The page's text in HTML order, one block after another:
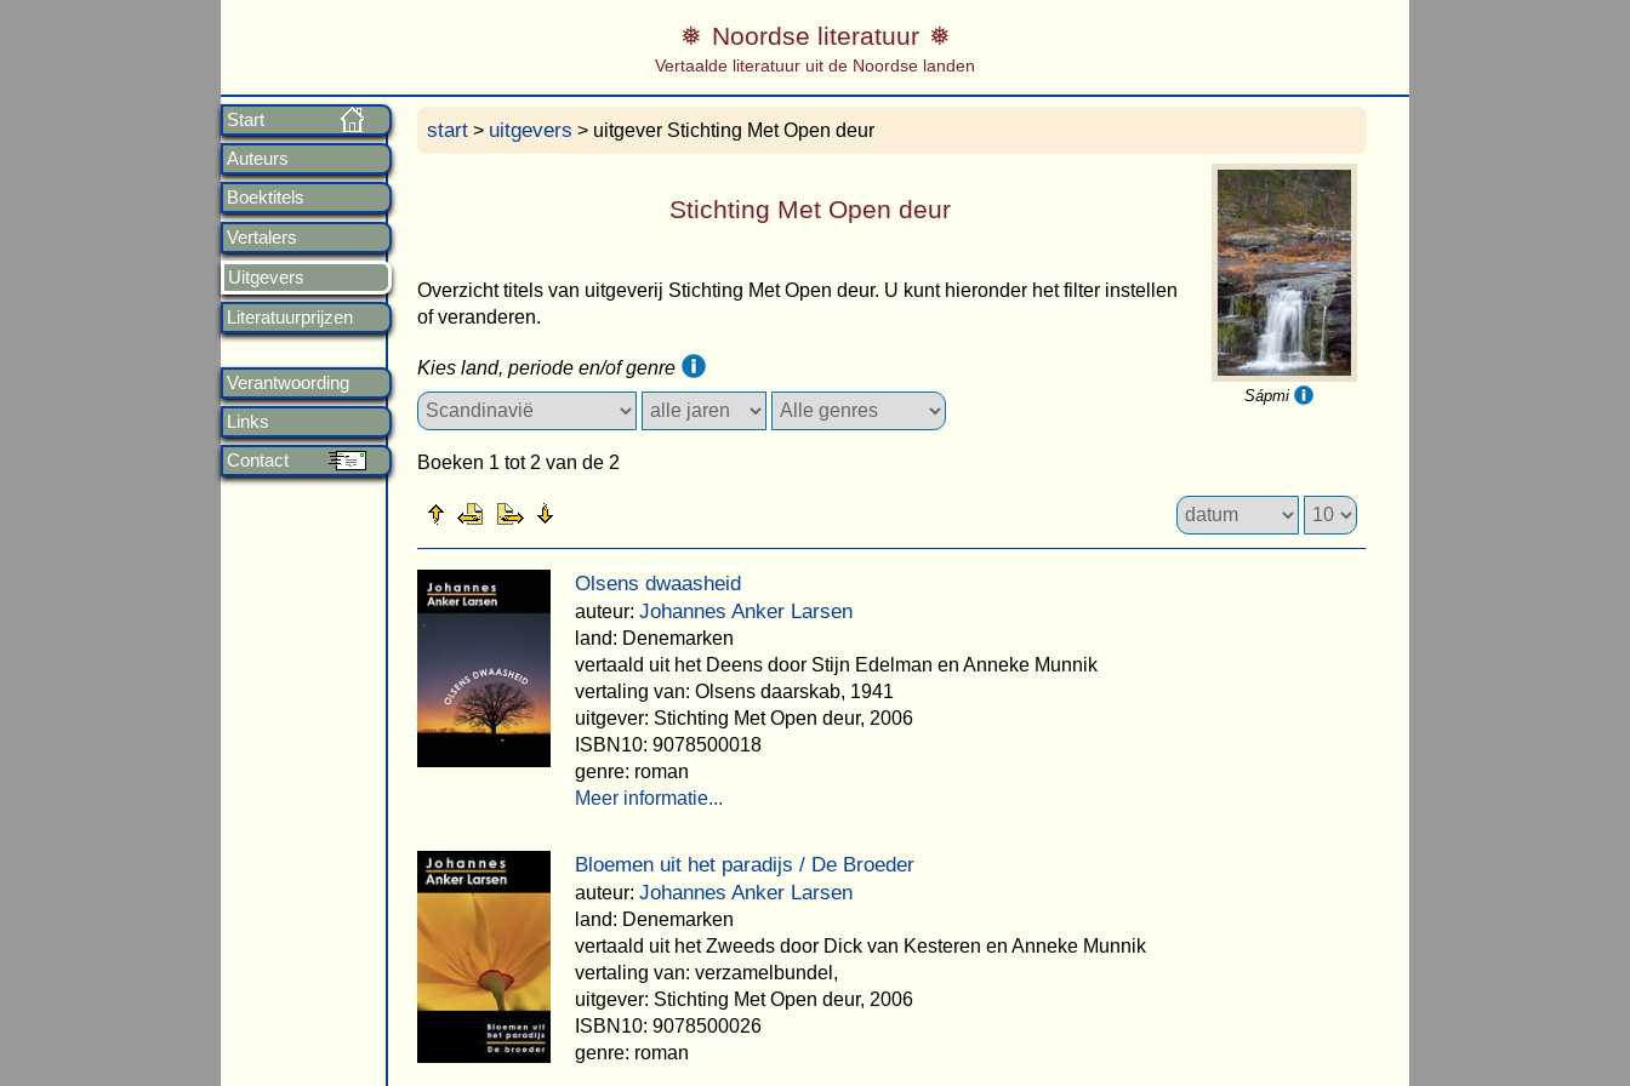
Start
Auteurs
Boektitels
Vertalers
Uitgevers
Literatuurprijzen
Verantwoording
Links
Contact
Noordse literatuur
Vertaalde literatuur uit de Noordse landen
start > uitgevers > uitgever Stichting Met Open deur
Sápmi
Stichting Met Open deur
Overzicht titels van uitgeverij Stichting Met Open deur. U kunt hieronder het filter instellen
of veranderen.
Kies land, periode en/of genre
Boeken 1 tot 2 van de 2
Olsens dwaasheid
auteur: Johannes Anker Larsen
land: Denemarken
vertaald uit het Deens door Stijn Edelman en Anneke Munnik
vertaling van: Olsens daarskab, 1941
uitgever: Stichting Met Open deur, 2006
ISBN10: 9078500018
genre: roman
Meer informatie...
Bloemen uit het paradijs / De Broeder
auteur: Johannes Anker Larsen
land: Denemarken
vertaald uit het Zweeds door Dick van Kesteren en Anneke Munnik
vertaling van: verzamelbundel,
uitgever: Stichting Met Open deur, 2006
ISBN10: 9078500026
genre: roman